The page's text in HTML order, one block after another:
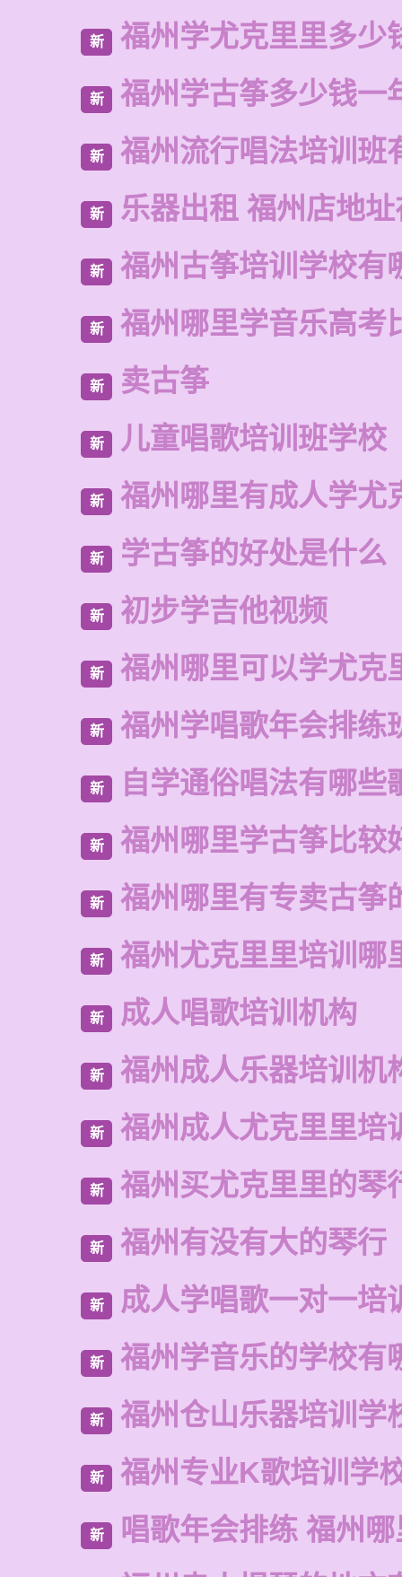
新 福州学尤克里里多少
新 福州学古筝多少钱一
新 福州流行唱法培训班
新 乐器出租 福州店地
新 福州古筝培训学校有
新 福州哪里学音乐高考
新 卖古筝
新 儿童唱歌培训班学校
新 福州哪里有成人学尤
新 学古筝的好处是什么
新 初步学吉他视频
新 福州哪里可以学尤克
新 福州学唱歌年会排练
新 自学通俗唱法有哪些
新 福州哪里学古筝比较
新 福州哪里有专卖古筝
新 福州尤克里里培训哪
新 成人唱歌培训机构
新 福州成人乐器培训机
新 福州成人尤克里里培
新 福州买尤克里里的琴
新 福州有没有大的琴行
新 成人学唱歌一对一培
新 福州学音乐的学校有
新 福州仓山乐器培训学
新 福州专业K歌培训学
新
唱歌年会排练 福州